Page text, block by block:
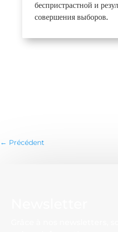
беспристрастной и
совершения выборов.
← Précédent